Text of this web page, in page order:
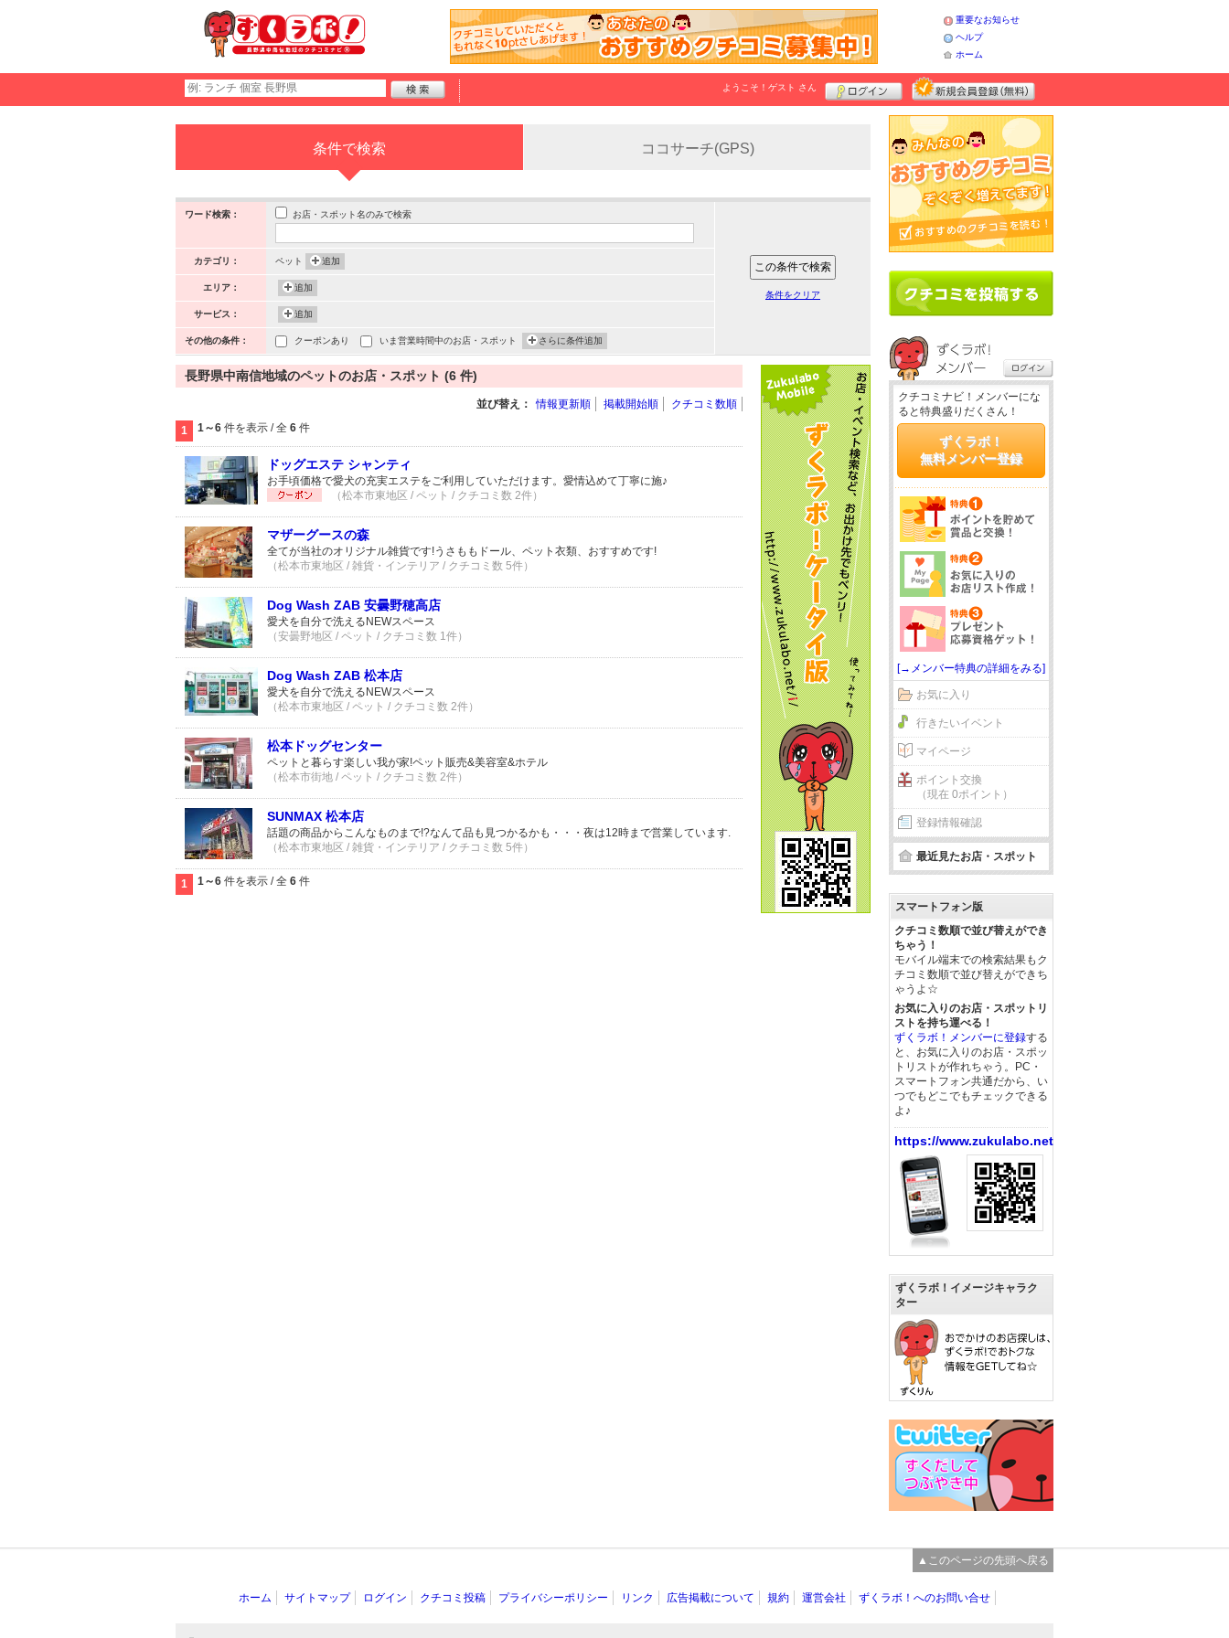
重要なお知らせ
ヘルプ
ホーム
ようこそ！ ゲスト さん
条件で検索 ココサーチ(GPS)
ワード検索： お店・スポット名のみで検索
カテゴリ： ペット 追加
エリア： 追加
サービス： 追加
その他の条件： クーポンあり いま営業時間中のお店・スポット さらに条件追加
条件をクリア
長野県中南信地域のペットのお店・スポット (6 件)
並び替え： 情報更新順 掲載開始順 クチコミ数順
1 1～6 件を表示 / 全 6 件
ドッグエステ シャンティ
お手頃価格で愛犬の充実エステをご利用していただけます。愛情込めて丁寧に施♪
（松本市東地区 / ペット / クチコミ数 2件）
マザーグースの森
全てが当社のオリジナル雑貨です!うさももドール、ペット衣類、おすすめです!
（松本市東地区 / 雑貨・インテリア / クチコミ数 5件）
Dog Wash ZAB 安曇野穂高店
愛犬を自分で洗えるNEWスペース
（安曇野地区 / ペット / クチコミ数 1件）
Dog Wash ZAB 松本店
愛犬を自分で洗えるNEWスペース
（松本市東地区 / ペット / クチコミ数 2件）
松本ドッグセンター
ペットと暮らす楽しい我が家!ペット販売&美容室&ホテル
（松本市街地 / ペット / クチコミ数 2件）
SUNMAX 松本店
話題の商品からこんなものまで!?なんて品も見つかるかも・・・夜は12時まで営業しています.
（松本市東地区 / 雑貨・インテリア / クチコミ数 5件）
1 1～6 件を表示 / 全 6 件
クチコミナビ！メンバーにな
ると特典盛りだくさん！
ずくラボ！
無料メンバー登録
[→メンバー特典の詳細をみる]
お気に入り
行きたいイベント
マイページ
ポイント交換
（現在 0ポイント）
登録情報確認
最近見たお店・スポット
スマートフォン版
クチコミ数順で並び替えができ
ちゃう！
モバイル端末での検索結果もク
チコミ数順で並び替えができち
ゃうよ☆
お気に入りのお店・スポットリ
ストを持ち運べる！
ずくラボ！メンバーに登録する
と、お気に入りのお店・スポッ
トリストが作れちゃう。PC・
スマートフォン共通だから、い
つでもどこでもチェックできる
よ♪
https://www.zukulabo.net/
ずくラボ！イメージキャラク
ター
▲このページの先頭へ戻る
ホーム サイトマップ ログイン クチコミ投稿 プライバシーポリシー リンク 広告掲載について 規約 運営会社 ずくラボ！へのお問い合せ